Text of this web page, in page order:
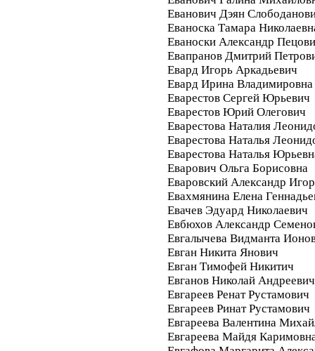
Еванович Дэян
Еваноска Тамара
Еваноски Александр
Евапранов Дмитрий
Евард Игорь Аркадьевич
Евард Ирина Владимировна
Еварестов Сергей Юрьевич
Еварестов Юрий Олегович
Еварестова Наталия
Еварестова Наталья
Еварестова Наталья
Еварович Ольга Борисовна
Еваровский Александр
Евахмянина Елена
Евачев Эдуард Николаевич
Евбюхов Александр
Евгалычева Видманта
Евган Никита Янович
Евган Тимофей Никитич
Евганов Николай Андреевич
Евгареев Ренат Рустамович
Евгареев Ринат Рустамович
Евгареева Валентина
Евгареева Майдя